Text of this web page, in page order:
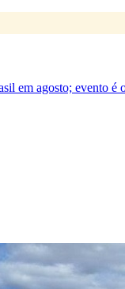
em agosto; evento é